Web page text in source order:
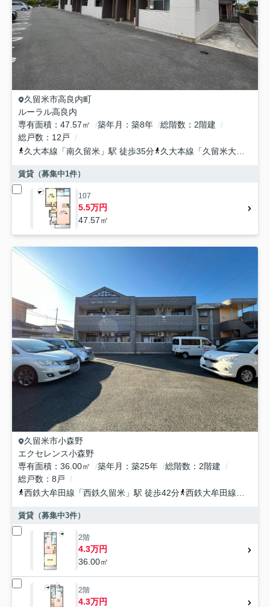
久留米市高良内町
ルーラル高良内
専有面積
47.57㎡ 築年月 築8年 総階数
2階建
総戸数
12戸
久大本線 「南久留米 」駅 徒歩35分 久大本線 「久留米大学前
賃貸（募集中1件）
107
5.5万円
47.57㎡
久留米市小森野
エクセレンス小森野
専有面積
36.00㎡ 築年月 築25年 総階数
2階建
総戸数
8戸
西鉄大牟田線 「西鉄久留米 」駅 徒歩42分 西鉄大牟田線
賃貸（募集中3件）
2階
4.3万円
36.00㎡
2階
4.3万円